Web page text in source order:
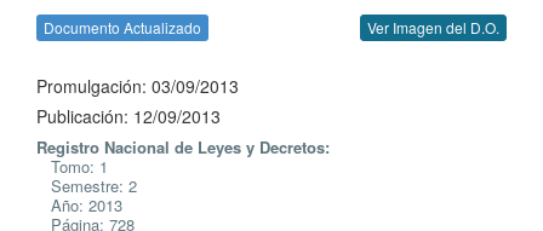
Documento Actualizado Ver Imagen del D.O.
Promulgación: 03/09/2013
Publicación: 12/09/2013
Registro Nacional de Leyes y Decretos:
Tomo: 1
Semestre: 2
Año: 2013
Página: 728